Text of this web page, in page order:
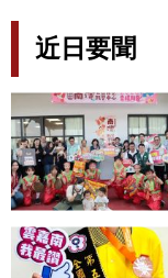
近日要聞